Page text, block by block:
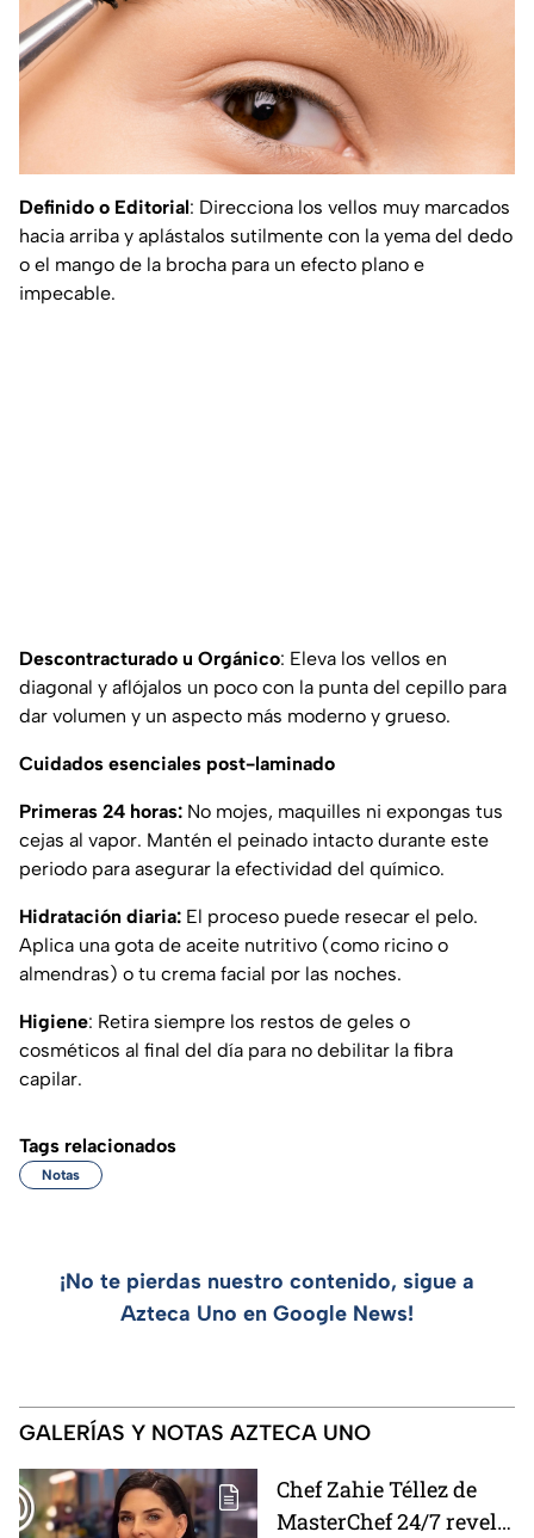
Definido o Editorial: Direcciona los vellos muy marcados
hacia arriba y aplástalos sutilmente con la yema del dedo
o el mango de la brocha para un efecto plano e
impecable.
Descontracturado u Orgánico: Eleva los vellos en
diagonal y aflójalos un poco con la punta del cepillo para
dar volumen y un aspecto más moderno y grueso.
Cuidados esenciales post-laminado
Primeras 24 horas: No mojes, maquilles ni expongas tus
cejas al vapor. Mantén el peinado intacto durante este
periodo para asegurar la efectividad del químico.
Hidratación diaria: El proceso puede resecar el pelo.
Aplica una gota de aceite nutritivo (como ricino o
almendras) o tu crema facial por las noches.
Higiene: Retira siempre los restos de geles o
cosméticos al final del día para no debilitar la fibra
capilar.
Tags relacionados
Notas
¡No te pierdas nuestro contenido, sigue a
Azteca Uno en Google News!
GALERÍAS Y NOTAS AZTECA UNO
Chef Zahie Téllez de
MasterChef 24/7 revela